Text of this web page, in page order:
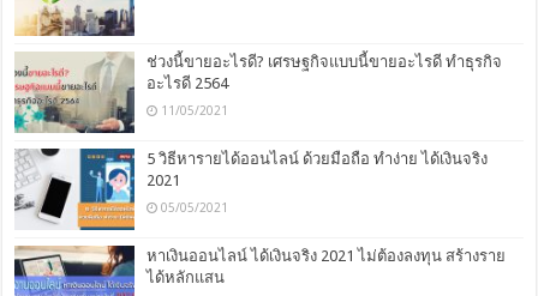
ช่วงนี้ขายอะไรดี? เศรษฐกิจแบบนี้ขายอะไรดี ทำธุรกิจ
อะไรดี 2564
11/05/2021
5 วิธีหารายได้ออนไลน์ ด้วยมือถือ ทำง่าย ได้เงินจริง
2021
05/05/2021
หาเงินออนไลน์ ได้เงินจริง 2021 ไม่ต้องลงทุน สร้างราย
ได้หลักแสน